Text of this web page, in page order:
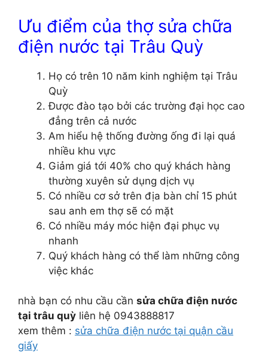
Ưu điểm của thợ sửa chữa
điện nước tại Trâu Quỳ
Họ có trên 10 năm kinh nghiệm tại Trâu
Quỳ
Được đào tạo bởi các trường đại học cao
đẳng trên cả nước
Am hiểu hệ thống đường ống đi lại quá
nhiều khu vực
Giảm giá tới 40% cho quý khách hàng
thường xuyên sử dụng dịch vụ
Có nhiều cơ sở trên địa bàn chỉ 15 phút
sau anh em thợ sẽ có mặt
Có nhiều máy móc hiện đại phục vụ
nhanh
Quý khách hàng có thể làm những công
việc khác
nhà bạn có nhu cầu cần sửa chữa điện nước
tại trâu quỳ liên hệ 0943888817
xem thêm : sửa chữa điện nước tại quận cầu
giấy